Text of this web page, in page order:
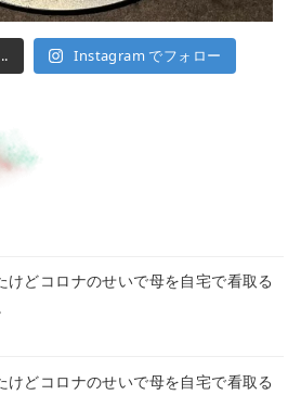
Instagram でフォロー
けどコロナのせいで母を自宅で看取る
けどコロナのせいで母を自宅で看取る